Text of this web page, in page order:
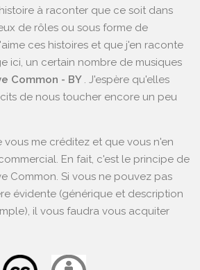
à raconter que ce soit dans
de rôles ou sous forme de
ces histoires et que j'en raconte
ici, un certain nombre de musiques
Common - BY . J'espère qu'elles
de nous toucher encore un peu
vous me créditez et que vous n'en
En fait, c'est le principe de
Common. Si vous ne pouvez pas
évidente (générique et description
il vous faudra vous acquiter